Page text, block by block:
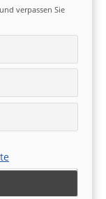
verpassen Sie